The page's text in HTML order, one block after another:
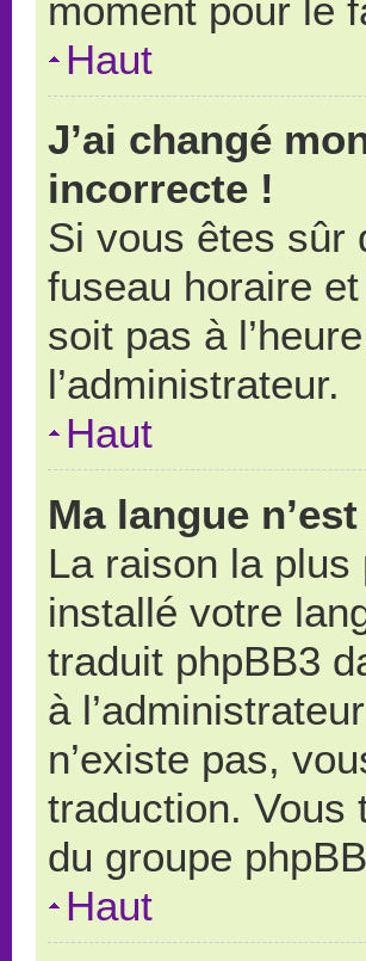
moment pour le
Haut
J’ai changé
incorrecte !
Si vous êtes sûr
fuseau horaire
soit pas à
l’administrateur.
Haut
Ma langue
La raison la plus
installé votre
traduit phpBB3
à
n’existe pas,
traduction. Vous
du groupe
Haut